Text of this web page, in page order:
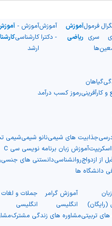
فرمول
سری
ها
آموزش
ریاضی
آموزش
- دکترا
آموزش -
کارشناسی
ارشد
گیاهان
و کارآفرینیرموز کسب درآمد
جذابیت های شیمینانو شیمیشیمی
آموزش زبان برنامه نویسی سی C
از ازدواجروانشناسیدانستنی های جنسی
دانشگاه ها
(رایگان)
آموزش گرامر
انگلیسی
جملات و
انگلیسی
تربیتیمشاوره های زندگی مشترک